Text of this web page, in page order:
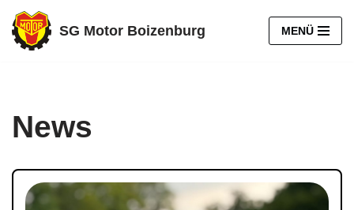
Zum
SG Motor Boizenburg MENÜ
News